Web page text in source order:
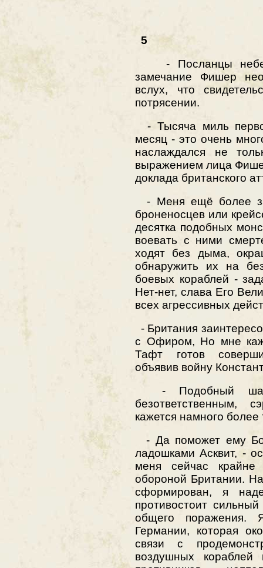
5
- Посланцы
замечание Фишер
вслух, что
потрясении.
- Тысяча миль
месяц - это очень
наслаждался не
выражением лица
доклада британского
- Меня ещё более
броненосцев или
десятка подобных
воевать с ними
ходят без дыма,
обнаружить их на
боевых кораблей -
Нет-нет, слава Его
всех агрессивных
- Британия
с Офиром, Но мне
Тафт готов
объявив войну
- Подобный шаг
безответственным,
кажется намного более
- Да поможет ему
ладошками Асквит, -
меня сейчас крайне
обороной Британии.
сформирован, я
противостоит
общего поражения.
Германии, которая
связи с
воздушных